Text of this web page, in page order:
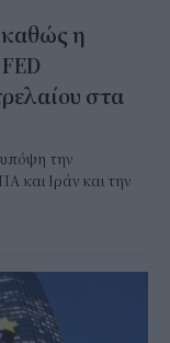
καθώς η
στα
υπόψη την
και Ιράν και την